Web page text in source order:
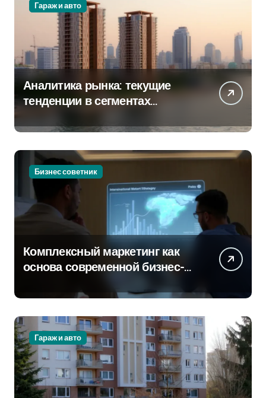
Гараж и авто
Аналитика рынка: текущие
тенденции в сегментах
Бизнес советник
Комплексный маркетинг как
основа современной бизнес-
Гараж и авто